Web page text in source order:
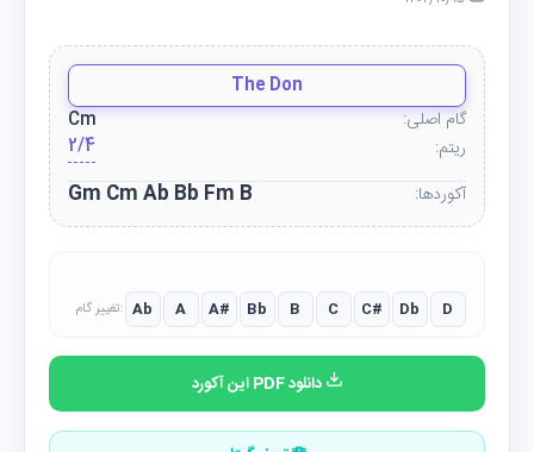
The Don
گام اصلی:
Cm
ریتم:
2/4
آکوردها:
Gm Cm Ab Bb Fm B
تغییر گام: Ab A A# Bb B C C# Db D
دانلود PDF این آکورد